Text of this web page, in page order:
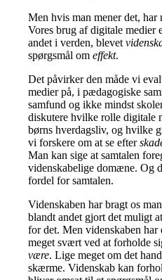
Men hvis man mener det, har
Vores brug af digitale medier
andet i verden, blevet
spørgsmål omeffekt.
Det påvirker den måde vi
medier på, i pædagogiske
samfund og ikke mindst
diskutere hvilke rolle digitale
børns hverdagsliv, og hvilke
vi forskere om at se efter
Man kan sige at samtalen
videnskabelige domæne. Og
fordel for samtalen.
Videnskaben har bragt os
blandt andet gjort det muligt
for det. Men videnskaben har
meget svært ved at forholde
være. Lige meget om det
skærme. Videnskab kan